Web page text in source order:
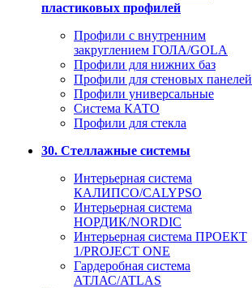
пластиковых профилей
Профили с внутренним
закруглением ГОЛА/GOLA
Профили для нижних баз
Профили для стеновых панелей
Профили универсальные
Система КАТО
Профили для стекла
30. Стеллажные системы
Интерьерная система
КАЛИПСО/CALYPSO
Интерьерная система
НОРДИК/NORDIC
Интерьерная система ПРОЕКТ
1/PROJECT ONE
Гардеробная система
АТЛАС/ATLAS